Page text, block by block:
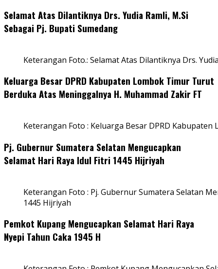
Selamat Atas Dilantiknya Drs. Yudia Ramli, M.Si
Sebagai Pj. Bupati Sumedang
Keterangan Foto.: Selamat Atas Dilantiknya Drs.
Keluarga Besar DPRD Kabupaten Lombok Timur Turut
Berduka Atas Meninggalnya H. Muhammad Zakir FT
Keterangan Foto : Keluarga Besar DPRD
Pj. Gubernur Sumatera Selatan Mengucapkan
Selamat Hari Raya Idul Fitri 1445 Hijriyah
Keterangan Foto : Pj. Gubernur Sumatera Selatan
1445 Hijriyah
Pemkot Kupang Mengucapkan Selamat Hari Raya
Nyepi Tahun Caka 1945 H